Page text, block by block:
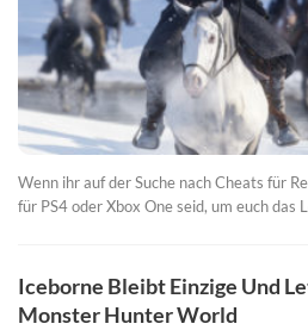
Wenn ihr auf der Suche nach Cheats für
für PS4 oder Xbox One seid, um euch das
Iceborne Bleibt Einzige Und
Monster Hunter World